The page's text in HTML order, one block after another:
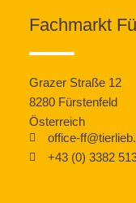
Fachmarkt
Grazer Straße 12
8280 Fürstenfeld
Österreich
office-
+43 (0) 3382